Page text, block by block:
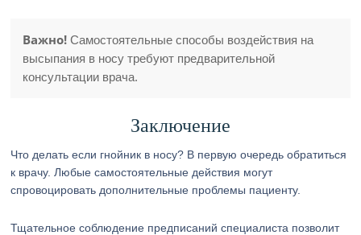
Важно! Самостоятельные способы воздействия на
высыпания в носу требуют предварительной
консультации врача.
Заключение
Что делать если гнойник в носу? В первую очередь обратиться
к врачу. Любые самостоятельные действия могут
спровоцировать дополнительные проблемы пациенту.
Тщательное соблюдение предписаний специалиста позволит